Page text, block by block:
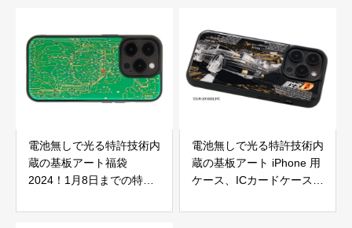
電池無しで光る特許技術内
蔵の基板アート福袋
2024！1月8日までの特別
で約25％お得！！
電池無しで光る特許技術内
蔵の基板アート iPhone 用
ケース、ICカードケースに